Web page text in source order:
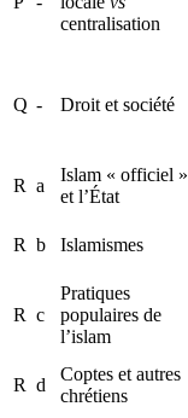
centralisation
Q - Droit et société
R a
Islam « officiel »
et l’État
R b Islamismes
R c
Pratiques
populaires de
l’islam
R d
Coptes et autres
chrétiens